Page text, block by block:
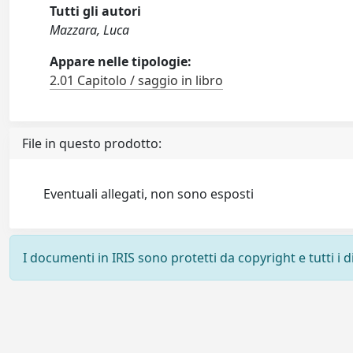
Tutti gli autori
Mazzara, Luca
Appare nelle tipologie:
2.01 Capitolo / saggio in libro
File in questo prodotto:
Eventuali allegati, non sono esposti
I documenti in IRIS sono protetti da copyright e tutti i